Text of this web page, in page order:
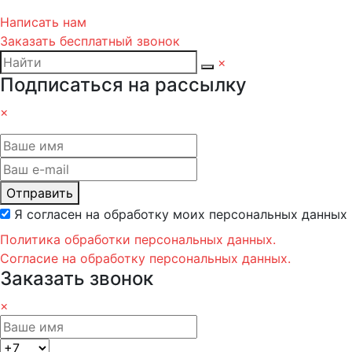
Написать нам
Заказать бесплатный звонок
×
Подписаться на рассылку
×
Отправить
Я согласен на обработку моих персональных данных
Политика обработки персональных данных.
Согласие на обработку персональных данных.
Заказать звонок
×